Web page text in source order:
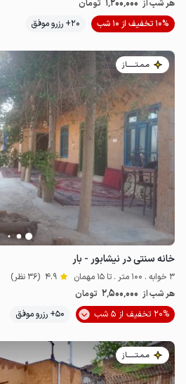
1.2 میلیون ت
هر شب از 1٬200٬000 تومان
10% تخفیف از 10 شب
20+ رزرو موفق
مـمـتــــــاز
خانه سنتی در نیشابور - بار
3 خوابه . 100 متر . تا 15 مهمان 4.9 (36 نظر)
هر شب از 2٬500٬000 تومان
20% تخفیف از 5 شب
50+ رزرو موفق
مـمـتــــــاز